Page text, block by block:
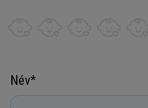
Név*